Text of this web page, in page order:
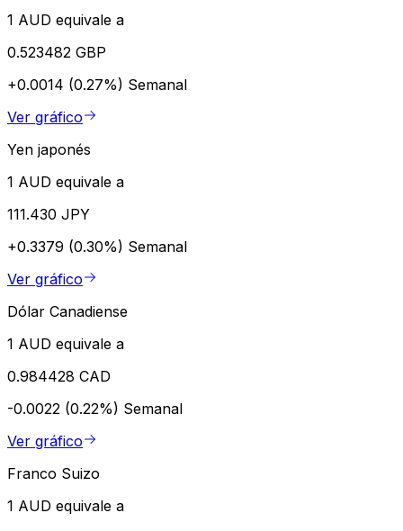
1 AUD equivale a
0.523482 GBP
+0.0014 (0.27%) Semanal
Ver gráfico
Yen japonés
1 AUD equivale a
111.430 JPY
+0.3379 (0.30%) Semanal
Ver gráfico
Dólar Canadiense
1 AUD equivale a
0.984428 CAD
-0.0022 (0.22%) Semanal
Ver gráfico
Franco Suizo
1 AUD equivale a